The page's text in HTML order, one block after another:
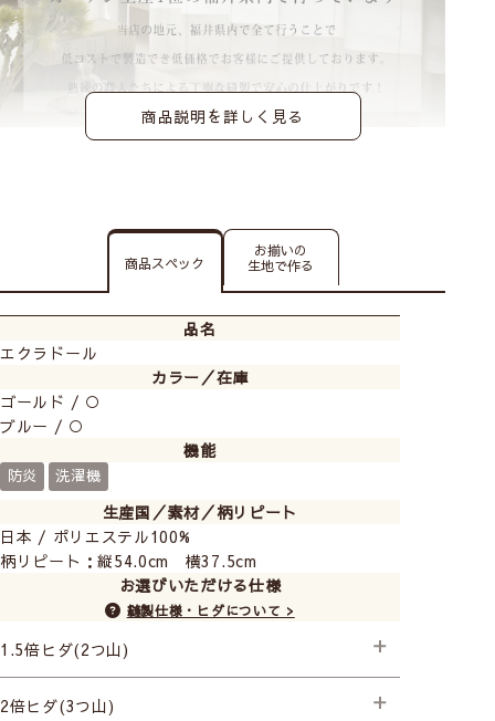
商品説明を詳しく見る
商品スペック
お揃いの
生地で作る
品名
エクラドール
カラー／在庫
ゴールド / ○
ブルー / ○
機能
防炎 洗濯機
生産国／素材／柄リピート
日本 / ポリエステル100%
柄リピート：縦54.0cm 横37.5cm
お選びいただける仕様
縫製仕様・ヒダについて >
1.5倍ヒダ(2つ山)
├プレミアム縫製
2倍ヒダ(3つ山)